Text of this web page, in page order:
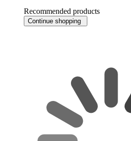
Recommended products
Continue shopping